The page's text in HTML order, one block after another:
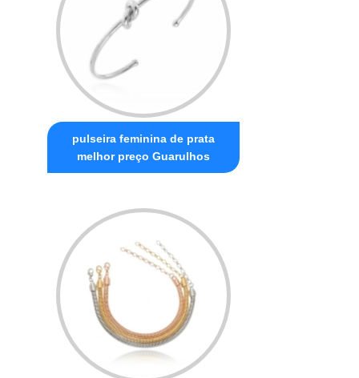
pulseira feminina de prata
melhor preço Guarulhos